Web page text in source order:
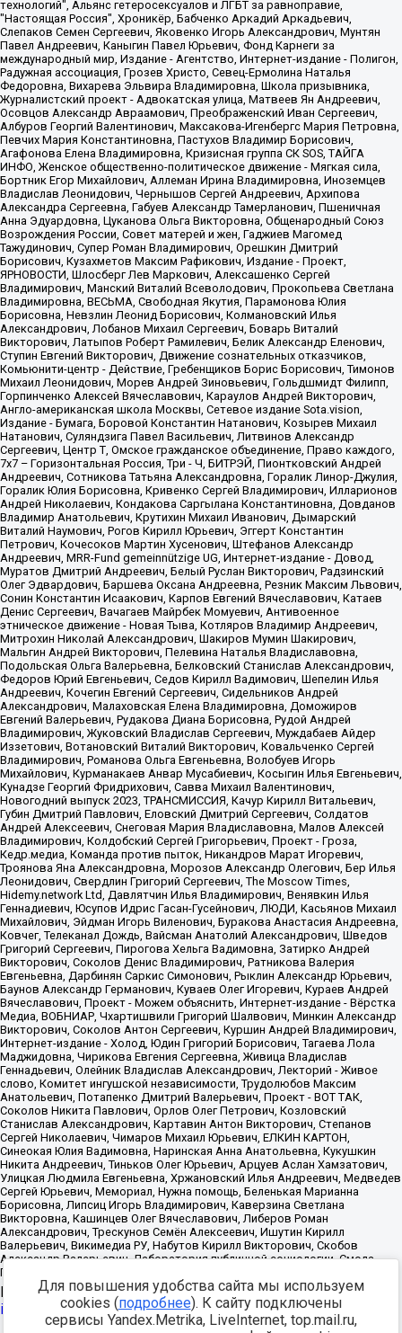
Источник:https://minjust.gov.ru/uploaded/files/reestr-
inostrannyih-agentov-22-03-2024.pdfданные на22.03.2024
Для повышения удобства сайта мы используем
cookies (подробнее). К сайту подключены
сервисы Yandex.Metrika, LiveInternet, top.mail.ru,